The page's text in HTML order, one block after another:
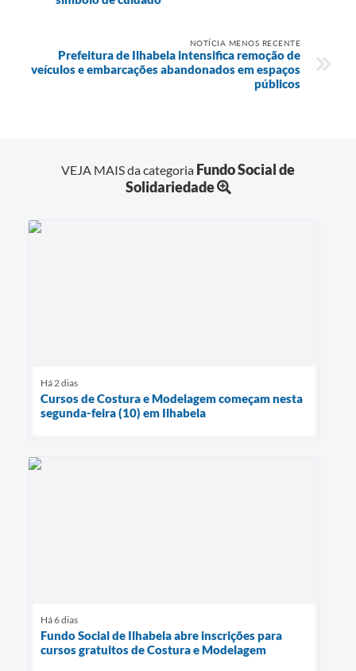
NOTÍCIA MENOS RECENTE
Prefeitura de Ilhabela intensifica remoção de
veículos e embarcações abandonados em espaços
públicos
VEJA MAIS da categoria Fundo Social de
Solidariedade
Há 2 dias
Cursos de Costura e Modelagem começam nesta
segunda-feira (10) em Ilhabela
Há 6 dias
Fundo Social de Ilhabela abre inscrições para
cursos gratuitos de Costura e Modelagem